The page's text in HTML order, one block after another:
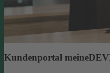
Kundenportal